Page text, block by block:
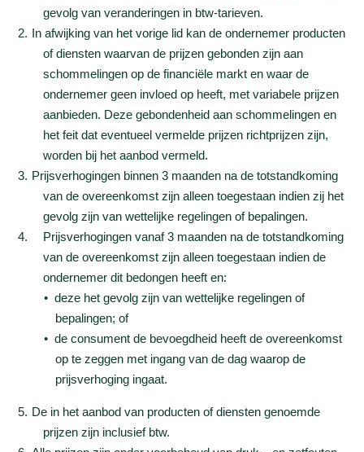
gevolg van veranderingen in btw-tarieven.
In afwijking van het vorige lid kan de ondernemer producten
of diensten waarvan de prijzen gebonden zijn aan
schommelingen op de financiële markt en waar de
ondernemer geen invloed op heeft, met variabele prijzen
aanbieden. Deze gebondenheid aan schommelingen en
het feit dat eventueel vermelde prijzen richtprijzen zijn,
worden bij het aanbod vermeld.
Prijsverhogingen binnen 3 maanden na de totstandkoming
van de overeenkomst zijn alleen toegestaan indien zij het
gevolg zijn van wettelijke regelingen of bepalingen.
Prijsverhogingen vanaf 3 maanden na de totstandkoming
van de overeenkomst zijn alleen toegestaan indien de
ondernemer dit bedongen heeft en:
deze het gevolg zijn van wettelijke regelingen of
bepalingen; of
de consument de bevoegdheid heeft de overeenkomst
op te zeggen met ingang van de dag waarop de
prijsverhoging ingaat.
De in het aanbod van producten of diensten genoemde
prijzen zijn inclusief btw.